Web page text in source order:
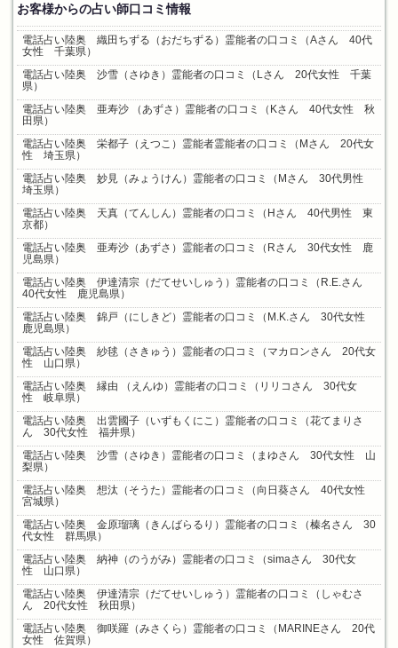
お客様からの占い師口コミ情報
電話占い陸奥 織田ちずる（おだちずる）霊能者の口コミ（Aさん 40代
女性 千葉県）
電話占い陸奥 沙雪（さゆき）霊能者の口コミ（Lさん 20代女性 千葉
県）
電話占い陸奥 亜寿沙 （あずさ）霊能者の口コミ（Kさん 40代女性 秋
田県）
電話占い陸奥 栄都子（えつこ）霊能者霊能者の口コミ（Mさん 20代女
性 埼玉県）
電話占い陸奥 妙見（みょうけん）霊能者の口コミ（Mさん 30代男性
埼玉県）
電話占い陸奥 天真（てんしん）霊能者の口コミ（Hさん 40代男性 東
京都）
電話占い陸奥 亜寿沙（あずさ）霊能者の口コミ（Rさん 30代女性 鹿
児島県）
電話占い陸奥 伊達清宗（だてせいしゅう）霊能者の口コミ（R.E.さん
40代女性 鹿児島県）
電話占い陸奥 錦戸（にしきど）霊能者の口コミ（M.K.さん 30代女性
鹿児島県）
電話占い陸奥 紗毬（さきゅう）霊能者の口コミ（マカロンさん 20代女
性 山口県）
電話占い陸奥 縁由 （えんゆ）霊能者の口コミ（リリコさん 30代女
性 岐阜県）
電話占い陸奥 出雲國子（いずもくにこ）霊能者の口コミ（花てまりさ
ん 30代女性 福井県）
電話占い陸奥 沙雪（さゆき）霊能者の口コミ（まゆさん 30代女性 山
梨県）
電話占い陸奥 想汰（そうた）霊能者の口コミ（向日葵さん 40代女性
宮城県）
電話占い陸奥 金原瑠璃（きんばらるり）霊能者の口コミ（榛名さん 30
代女性 群馬県）
電話占い陸奥 納神（のうがみ）霊能者の口コミ（simaさん 30代女
性 山口県）
電話占い陸奥 伊達清宗（だてせいしゅう）霊能者の口コミ（しゃむさ
ん 20代女性 秋田県）
電話占い陸奥 御咲羅（みさくら）霊能者の口コミ（MARINEさん 20代
女性 佐賀県）